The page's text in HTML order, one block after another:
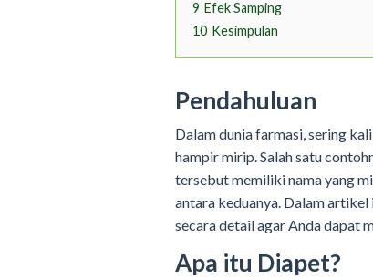
9 Efek Samping
10 Kesimpulan
Pendahuluan
Dalam dunia farmasi, sering
hampir mirip. Salah satu
tersebut memiliki nama yang
antara keduanya. Dalam
secara detail agar Anda dapat
Apa itu Diapet?